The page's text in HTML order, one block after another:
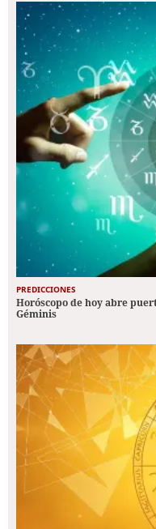
PREDICCIONES
Horóscopo de hoy abre
Géminis